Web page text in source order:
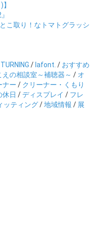
こ取り！なトマトグラッシ
TURNING /lafont. / おすすめ
えの相談室～補聴器～ / オ
ナー / クリーナー・くもり
休日 /ディスプレイ / フレ
ッティング/地域情報 / 展